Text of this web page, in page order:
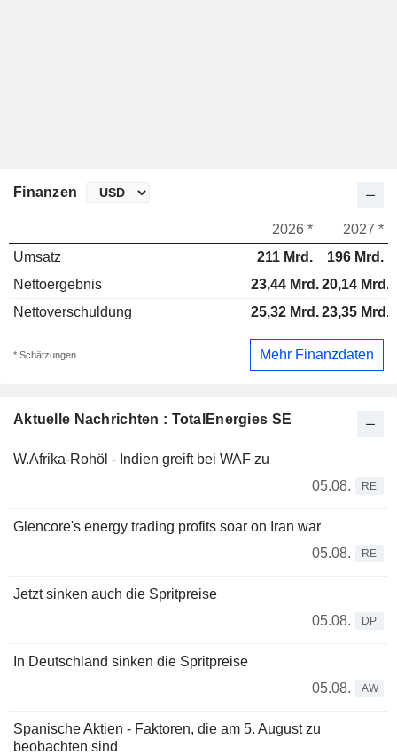
Aktuelle Nachrichten : TotalEnergies SE
W.Afrika-Rohöl - Indien greift bei WAF zu
05.08.
RE
Glencore's energy trading profits soar on Iran war
05.08.
RE
Jetzt sinken auch die Spritpreise
05.08.
DP
In Deutschland sinken die Spritpreise
05.08.
AW
Spanische Aktien - Faktoren, die am 5. August zu
beobachten sind
Finanzen
2026 *
2027 *
Umsatz
211 Mrd.
196 Mrd.
Nettoergebnis
23,44 Mrd.20,14 Mrd.
Nettoverschuldung
25,32 Mrd.23,35 Mrd.
* Schätzungen Mehr Finanzdaten